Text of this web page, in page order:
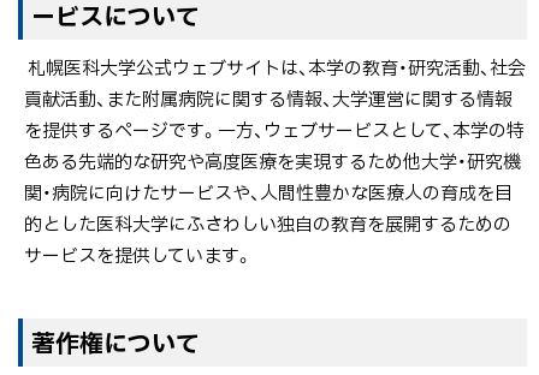
学
公
式
ウ
ェ
ブ
サ
イ
ポ
に
戻
る
ービスについて
札幌医科大学公式ウェブサイトは、本学の教育・研究活動、社会
貢献活動、また附属病院に関する情報、大学運営に関する情報
を提供するページです。一方、ウェブサービスとして、本学の特
色ある先端的な研究や高度医療を実現するため他大学・研究機
関・病院に向けたサービスや、人間性豊かな医療人の育成を目
的とした医科大学にふさわしい独自の教育を展開するための
サービスを提供しています。
ト
著作権について